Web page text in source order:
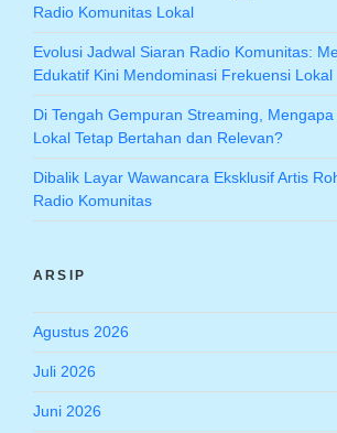
Radio Komunitas Lokal
Evolusi Jadwal Siaran Radio Komunitas:
Edukatif Kini Mendominasi Frekuensi Lokal
Di Tengah Gempuran Streaming,
Lokal Tetap Bertahan dan Relevan?
Dibalik Layar Wawancara Eksklusif Artis
Radio Komunitas
ARSIP
Agustus 2026
Juli 2026
Juni 2026